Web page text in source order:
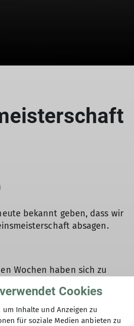
bekannt geben, dass wir
absagen.
Wochen haben sich zu
würde so nicht aufkommen
in keinem Verhältnis
hat uns nun
Cookies
um Inhalte und Anzeigen zu
für soziale Medien anbieten zu